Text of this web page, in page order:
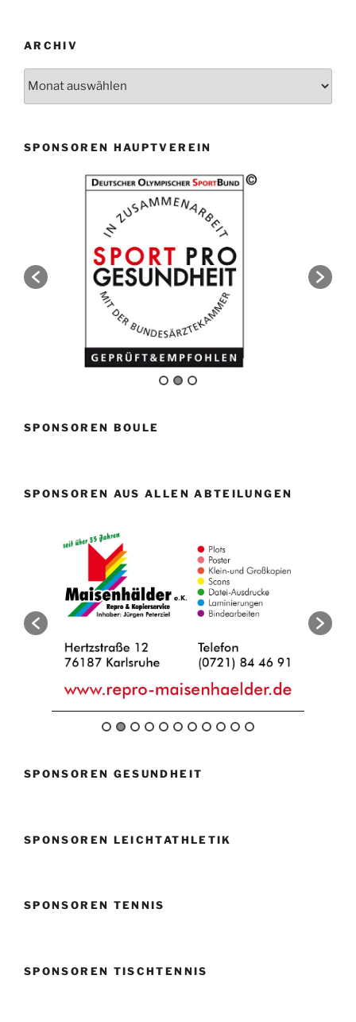
ARCHIV
SPONSOREN HAUPTVEREIN
SPONSOREN BOULE
SPONSOREN AUS ALLEN ABTEILUNGEN
SPONSOREN GESUNDHEIT
SPONSOREN LEICHTATHLETIK
SPONSOREN TENNIS
SPONSOREN TISCHTENNIS